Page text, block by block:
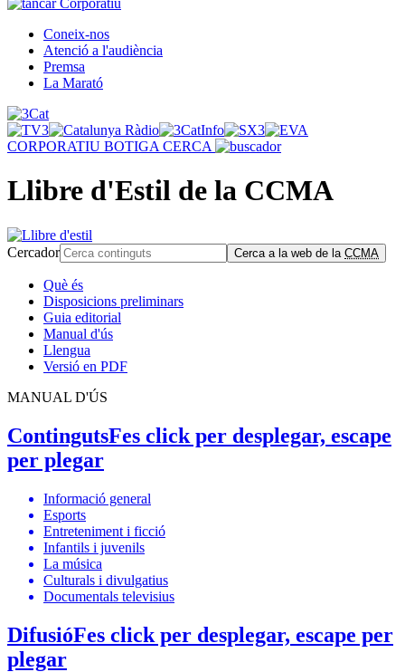
Corporatiu
Coneix-nos
Atenció a l'audiència
Premsa
La Marató
CORPORATIU BOTIGA CERCA
Llibre d'Estil de la CCMA
Cercador Cerca a la web de la CCMA
Què és
Disposicions preliminars
Guia editorial
Manual d'ús
Llengua
Versió en PDF
MANUAL D'ÚS
ContingutsFes click per desplegar, escape
per plegar
Informació general
Esports
Entreteniment i ficció
Infantils i juvenils
La música
Culturals i divulgatius
Documentals televisius
DifusióFes click per desplegar, escape per
plegar